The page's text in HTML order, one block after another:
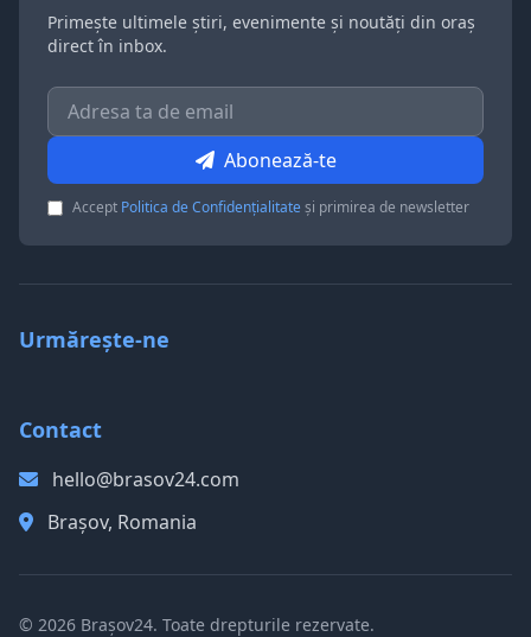
Primește ultimele știri, evenimente și noutăți din oraș
direct în inbox.
Abonează-te
Accept Politica de Confidențialitateși primirea de newsletter
Urmărește-ne
Contact
hello@brasov24.com
Brașov, Romania
© 2026 Brașov24. Toate drepturile rezervate.